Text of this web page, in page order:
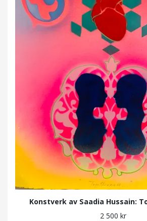
Konstverk av Saadia Hussain:
2 500 kr